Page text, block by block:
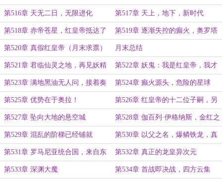
火。 龙！（超大高潮章，求月票）
第516章 天无二日，无限进化 第517章 天上，地下，新时代
第518章 赤帝苍星，红皇帝抵达了
他忠诚的洛瑟恩（求月票）
第519章 逐渐失控的癫火，奥罗塔
拉大陆的灾难
第520章 真假红皇帝（月末求票） 月末总结
第521章 君临仙灵之地，再见妖精
龙
第522章 妖鬼：我是红皇帝，我才
是红皇帝！
第523章 满地黑油无人问，接着奏
乐接着舞
第524章 癫火源头，危险的星球
第525章 优势在于奥拉！ 第526章 红皇帝的十二位子嗣，另
一个巨龙王国
第527章 坠向大地的悬空城 第528章 伽百列·伊格纳斯，金红之
子
第529章 混乱的阶梯已经铺就 第530章 以父之名，爆鳞铁龙，真
眼蓝龙
第531章 罗马尼亚统合国，来自东
土的传奇武僧
第532章 真正的龙皇异次元
第533章 深渊大魔 第534章 首战即决战，四方云集